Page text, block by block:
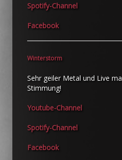
Spotify-Channel
Facebook
Winterstorm
Sehr geiler Metal und Live
Stimmung!
Youtube-Channel
Spotify-Channel
Facebook